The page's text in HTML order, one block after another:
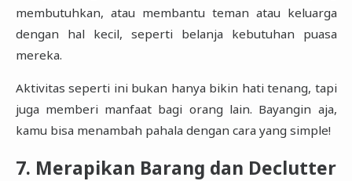
membutuhkan, atau membantu teman atau keluarga
dengan hal kecil, seperti belanja kebutuhan puasa
mereka.
Aktivitas seperti ini bukan hanya bikin hati tenang, tapi
juga memberi manfaat bagi orang lain. Bayangin aja,
kamu bisa menambah pahala dengan cara yang simple!
7. Merapikan Barang dan Declutter